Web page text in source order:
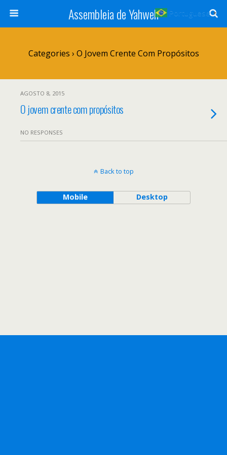
Assembleia de Yahweh
Categories › O Jovem Crente Com Propósitos
AGOSTO 8, 2015
O jovem crente com propósitos
NO RESPONSES
Back to top
Mobile Desktop
Portuguese ▼